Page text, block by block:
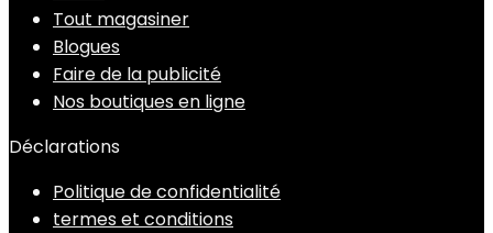
Tout magasiner
Blogues
Faire de la publicité
Nos boutiques en ligne
Déclarations
Politique de confidentialité
termes et conditions